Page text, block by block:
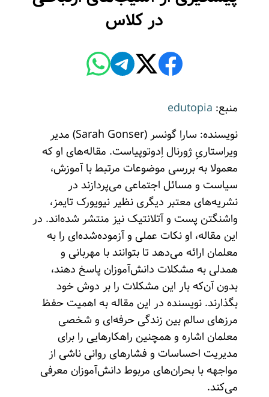
در کلاس
منبع: edutopia
نویسنده: سارا گونسر (Sarah Gonser) مدیر
ویراستاریِ ژورنال اِدوتوپیاست. مقاله‌های او که
معمولا به بررسی موضوعات مرتبط با آموزش،
سیاست و مسائل اجتماعی می‌پردازند در
نشریه‌های معتبر دیگری نظیر نیویورک تایمز،
واشنگتن پست و آتلانتیک نیز منتشر شده‌اند. در
این مقاله، او نکات عملی و آزموده‌شده‌ای را به
معلمان ارائه می‌دهد تا بتوانند با مهربانی و
همدلی به مشکلات دانش‌آموزان پاسخ دهند،
بدون آن‌که بار این مشکلات را بر دوش خود
بگذارند. نویسنده در این مقاله به اهمیت حفظ
مرزهای سالم بین زندگی حرفه‌ای و شخصی
معلمان اشاره و همچنین راهکارهایی را برای
مدیریت احساسات و فشارهای روانی ناشی از
مواجهه با بحران‌های مربوط دانش‌آموزان معرفی
می‌کند.